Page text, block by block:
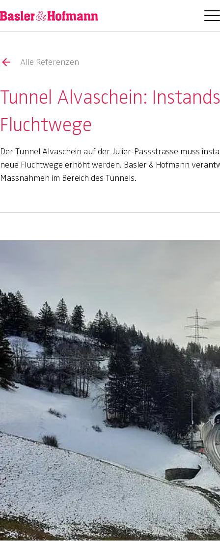
Alle Referenzen
Tunnel Alvaschein:
Fluchtwege
Der Tunnel Alvaschein auf der Julier-Passstrasse muss
neue Fluchtwege erhöht werden. Basler & Hofmann
Massnahmen im Bereich des Tunnels.